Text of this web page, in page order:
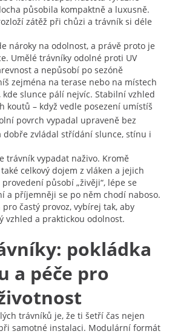
působila kompaktně a luxusně.
zátěž při chůzi a trávník si déle
nároky na odolnost, a právě proto je
Umělé trávníky odolné proti UV
a nepůsobí po sezóně
zejména na terase nebo na místech
slunce pálí nejvíc. Stabilní vzhled
koutů – když vedle posezení umístíš
povrch vypadal upraveně bez
dobře zvládal střídání slunce, stínu i
trávník vypadat naživo. Kromě
celkový dojem z vláken a jejich
působí „živěji“, lépe se
a příjemněji se po něm chodí naboso.
častý provoz, vybírej tak, aby
vzhled a praktickou odolnost.
pokládka
a péče pro
trávníků je, že ti šetří čas nejen
samotné instalaci. Modulární formát